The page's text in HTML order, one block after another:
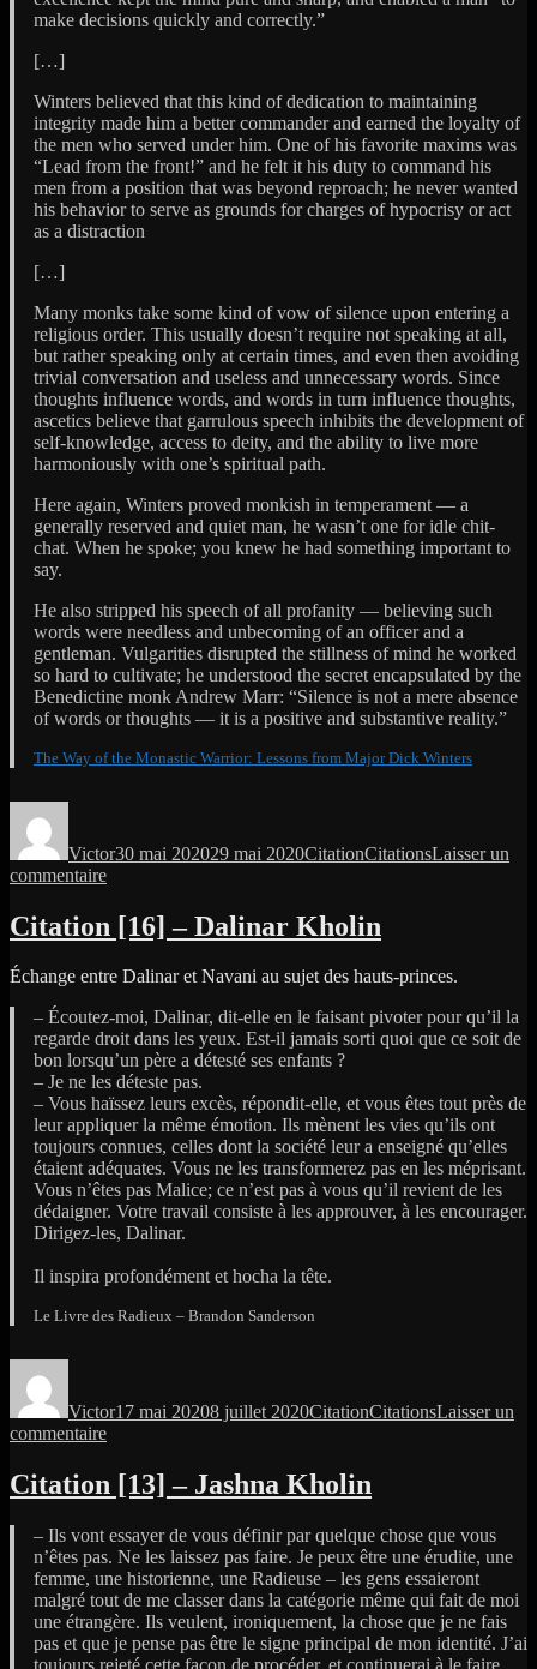
make decisions quickly and correctly.”
[…]
Winters believed that this kind of dedication to maintaining
integrity made him a better commander and earned the loyalty of
the men who served under him. One of his favorite maxims was
“Lead from the front!” and he felt it his duty to command his
men from a position that was beyond reproach; he never wanted
his behavior to serve as grounds for charges of hypocrisy or act
as a distraction
[…]
Many monks take some kind of vow of silence upon entering a
religious order. This usually doesn’t require not speaking at all,
but rather speaking only at certain times, and even then avoiding
trivial conversation and useless and unnecessary words. Since
thoughts influence words, and words in turn influence thoughts,
ascetics believe that garrulous speech inhibits the development of
self-knowledge, access to deity, and the ability to live more
harmoniously with one’s spiritual path.
Here again, Winters proved monkish in temperament — a
generally reserved and quiet man, he wasn’t one for idle chit-
chat. When he spoke; you knew he had something important to
say.
He also stripped his speech of all profanity — believing such
words were needless and unbecoming of an officer and a
gentleman. Vulgarities disrupted the stillness of mind he worked
so hard to cultivate; he understood the secret encapsulated by the
Benedictine monk Andrew Marr: “Silence is not a mere absence
of words or thoughts — it is a positive and substantive reality.”
The Way of the Monastic Warrior: Lessons from Major Dick Winters
Victor30 mai 202029 mai 2020CitationCitationsLaisser un
commentairesur
[14]
–
from
Dick
Winters
Citation [16] – Dalinar Kholin
Échange entre Dalinar et Navani au sujet des hauts-princes.
– Écoutez-moi, Dalinar, dit-elle en le faisant pivoter pour qu’il la
regarde droit dans les yeux. Est-il jamais sorti quoi que ce soit de
bon lorsqu’un père a détesté ses enfants ?
– Je ne les déteste pas.
– Vous haïssez leurs excès, répondit-elle, et vous êtes tout près de
leur appliquer la même émotion. Ils mènent les vies qu’ils ont
toujours connues, celles dont la société leur a enseigné qu’elles
étaient adéquates. Vous ne les transformerez pas en les méprisant.
Vous n’êtes pas Malice; ce n’est pas à vous qu’il revient de les
dédaigner. Votre travail consiste à les approuver, à les encourager.
Dirigez-les, Dalinar.
Il inspira profondément et hocha la tête.
Le Livre des Radieux – Brandon Sanderson
Victor17 mai 20208 juillet 2020CitationCitationsLaisser un
commentairesur
[16]
–
Kholin
Citation [13] – Jashna Kholin
– Ils vont essayer de vous définir par quelque chose que vous
n’êtes pas. Ne les laissez pas faire. Je peux être une érudite, une
femme, une historienne, une Radieuse – les gens essaieront
malgré tout de me classer dans la catégorie même qui fait de moi
une étrangère. Ils veulent, ironiquement, la chose que je ne fais
pas et que je pense pas être le signe principal de mon identité. J’ai